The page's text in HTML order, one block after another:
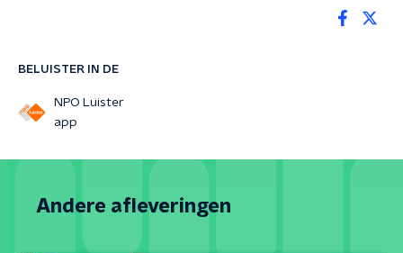
BELUISTER IN DE
NPO Luister
app
Andere afleveringen